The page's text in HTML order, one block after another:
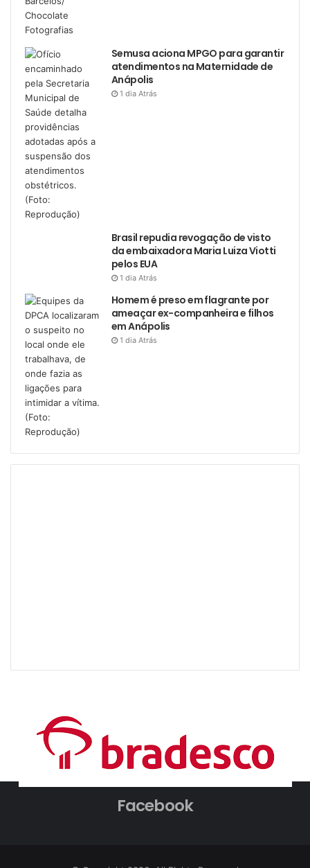
Semusa aciona MPGO para garantir
atendimentos na Maternidade de
Anápolis
1 dia Atrás
Brasil repudia revogação de visto
da embaixadora Maria Luiza Viotti
pelos EUA
1 dia Atrás
Homem é preso em flagrante por
ameaçar ex-companheira e filhos
em Anápolis
1 dia Atrás
Facebook